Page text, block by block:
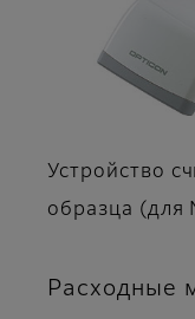
Устройство
образца (для
Расходные